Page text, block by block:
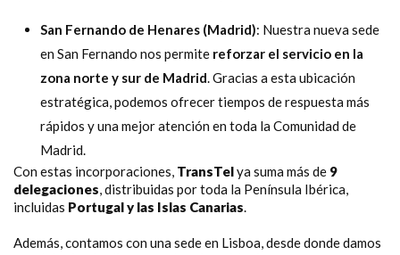
San Fernando de Henares (Madrid): Nuestra nueva sede
en San Fernando nos permite reforzar el servicio en la
zona norte y sur de Madrid . Gracias a esta ubicación
estratégica, podemos ofrecer tiempos de respuesta más
rápidos y una mejor atención en toda la Comunidad de
Madrid.
Con estas incorporaciones, TransTelya suma más de 9
delegaciones , distribuidas por toda la Península Ibérica,
incluidas Portugal y las Islas Canarias
Además, contamos con una sede en Lisboa, desde donde damos